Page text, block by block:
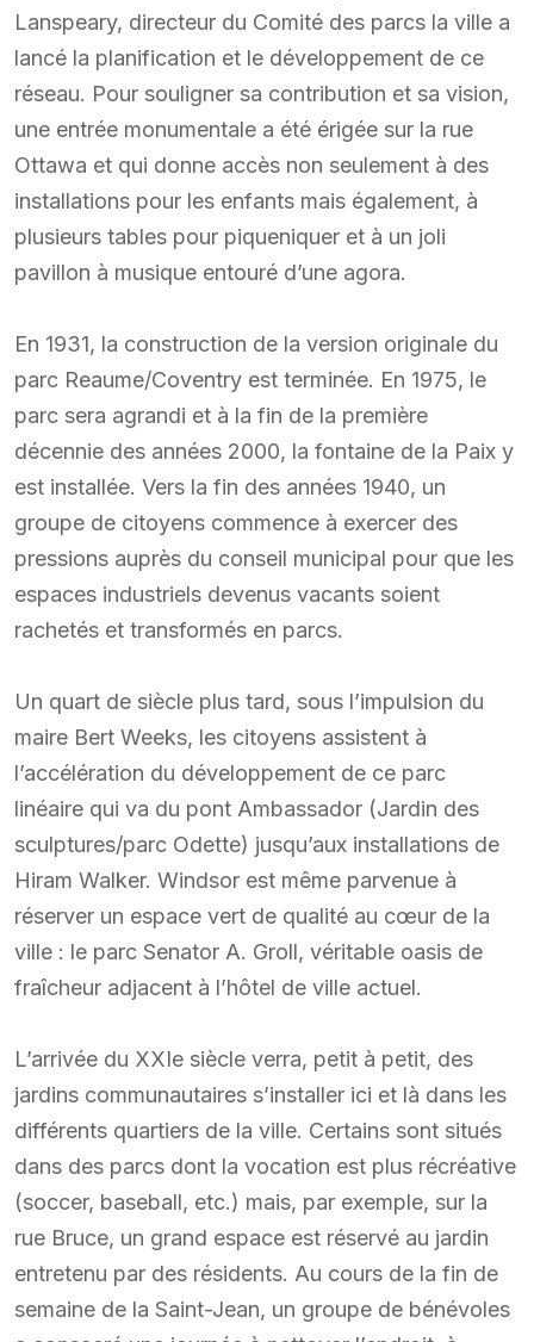
Lanspeary, directeur du Comité des parcs la ville a
lancé la planification et le développement de ce
réseau. Pour souligner sa contribution et sa vision,
une entrée monumentale a été érigée sur la rue
Ottawa et qui donne accès non seulement à des
installations pour les enfants mais également, à
plusieurs tables pour piqueniquer et à un joli
pavillon à musique entouré d’une agora.
En 1931, la construction de la version originale du
parc Reaume/Coventry est terminée. En 1975, le
parc sera agrandi et à la fin de la première
décennie des années 2000, la fontaine de la Paix y
est installée. Vers la fin des années 1940, un
groupe de citoyens commence à exercer des
pressions auprès du conseil municipal pour que les
espaces industriels devenus vacants soient
rachetés et transformés en parcs.
Un quart de siècle plus tard, sous l’impulsion du
maire Bert Weeks, les citoyens assistent à
l’accélération du développement de ce parc
linéaire qui va du pont Ambassador (Jardin des
sculptures/parc Odette) jusqu’aux installations de
Hiram Walker. Windsor est même parvenue à
réserver un espace vert de qualité au cœur de la
ville : le parc Senator A. Groll, véritable oasis de
fraîcheur adjacent à l’hôtel de ville actuel.
L’arrivée du XXIe siècle verra, petit à petit, des
jardins communautaires s’installer ici et là dans les
différents quartiers de la ville. Certains sont situés
dans des parcs dont la vocation est plus récréative
(soccer, baseball, etc.) mais, par exemple, sur la
rue Bruce, un grand espace est réservé au jardin
entretenu par des résidents. Au cours de la fin de
semaine de la Saint-Jean, un groupe de bénévoles